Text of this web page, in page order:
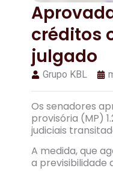
créditos
julgado
Grupo KBL
Os senadores
provisória (MP)
judiciais
A medida, que
a previsibilidade